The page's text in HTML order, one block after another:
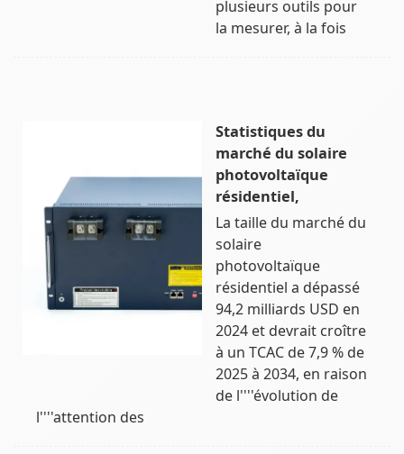
plusieurs outils pour
la mesurer, à la fois
Statistiques du
marché du solaire
photovoltaïque
résidentiel,
La taille du marché du
solaire
photovoltaïque
résidentiel a dépassé
94,2 milliards USD en
2024 et devrait croître
à un TCAC de 7,9 % de
2025 à 2034, en raison
de l''''évolution de
l''''attention des